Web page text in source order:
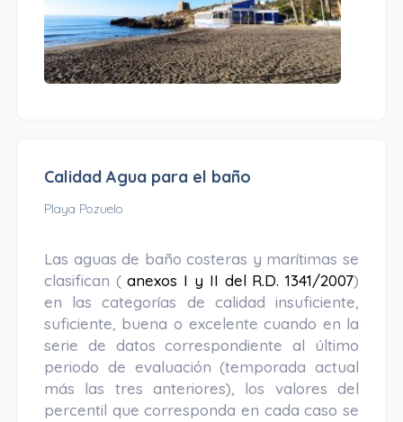
Calidad Agua para el baño
Playa Pozuelo
Las aguas de baño costeras y marítimas se
clasifican (anexos I y II del R.D. 1341/2007)
en las categorías de calidad insuficiente,
suficiente, buena o excelente cuando en la
serie de datos correspondiente al último
periodo de evaluación (temporada actual
más las tres anteriores), los valores del
percentil que corresponda en cada caso se